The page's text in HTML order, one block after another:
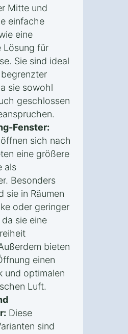
Mitte und
einfache
eine
Lösung für
Sie sind ideal
sie sowohl
geschlossen
Fenster:
sich nach
eine größere
als
Besonders
sie in Räumen
oder geringer
sie eine
bieten
einen
und optimalen
Luft.
Diese
sind